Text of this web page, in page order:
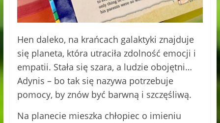
Hen daleko, na krańcach galaktyki znajduje
się planeta, która utraciła zdolność emocji i
empatii. Stała się szara, a ludzie obojętni…
Adynis – bo tak się nazywa potrzebuje
pomocy, by znów być barwną i szczęśliwą.
Na planecie mieszka chłopiec o imieniu